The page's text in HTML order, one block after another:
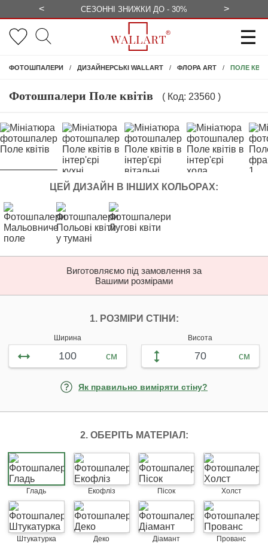
< СЕЗОННІ ЗНИЖКИ ДО - 30% >
ФОТОШПАЛЕРИ ДИЗАЙНЕРСЬКІ WALLART ФЛОРА ART ПОЛЕ
Фотошпалери Поле квітів ( Код: 23560 )
ЦЕЙ ДИЗАЙН В ІНШИХ КОЛЬОРАХ:
Виготовляємо під замовлення за
Вашими розмірами
1. РОЗМІРИ СТІНИ:
Ширина
см
Висота
см
Як правильно виміряти стіну?
2. ОБЕРІТЬ МАТЕРІАЛ:
Гладь Екофліз Пісок Холст
Штукатурка Деко Діамант Прованс